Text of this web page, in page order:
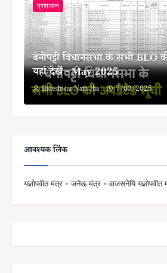
प्रशासन
बेनीपट्टी विधानसभा के सभी BLO
यहां देखें - May 2025
Bideshwar Nath Jha 7/03/2025
आवश्यक लिंक
यज्ञोपवीत मंत्र - जनेऊ मंत्र - वाजसनेयि